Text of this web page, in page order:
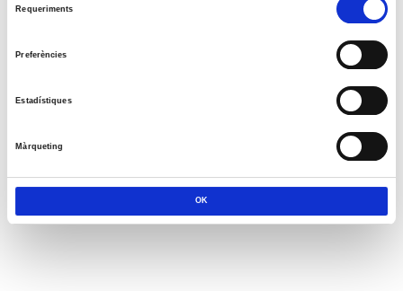
Requeriments
Preferències
Estadístiques
Màrqueting
OK